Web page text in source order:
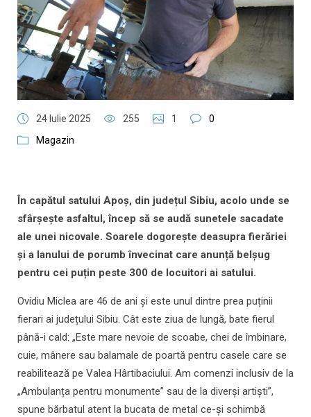
24 Iulie 2025 255 1
0
Magazin
În capătul satului Apoș, din județul Sibiu, acolo unde se
sfârșește asfaltul, încep să se audă sunetele sacadate
ale unei nicovale. Soarele dogorește deasupra fierăriei
și a lanului de porumb învecinat care anunță belșug
pentru cei puțin peste 300 de locuitori ai satului.
Ovidiu Miclea are 46 de ani și este unul dintre prea puținii
fierari ai județului Sibiu. Cât este ziua de lungă, bate fierul
până-i cald: „Este mare nevoie de scoabe, chei de îmbinare,
cuie, mânere sau balamale de poartă pentru casele care se
reabilitează pe Valea Hârtibaciului. Am comenzi inclusiv de la
„Ambulanța pentru monumente” sau de la diverși artiști”,
spune bărbatul atent la bucata de metal ce-și schimbă